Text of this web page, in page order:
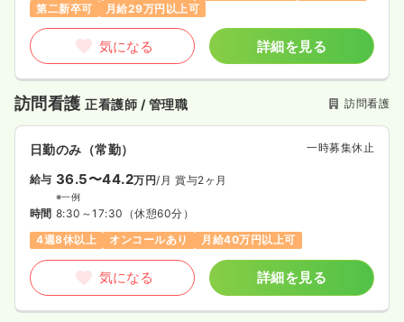
第二新卒可
月給29万円以上可
気になる 詳細を見る
訪問看護正看護師 / 管理職 訪問看護
日勤のみ（常勤） 一時募集休止
給与 36.5〜44.2万円/月 賞与2ヶ月
※一例
時間 8:30～17:30 （休憩60分）
4週8休以上
オンコールあり 月給40万円以上可
気になる 詳細を見る